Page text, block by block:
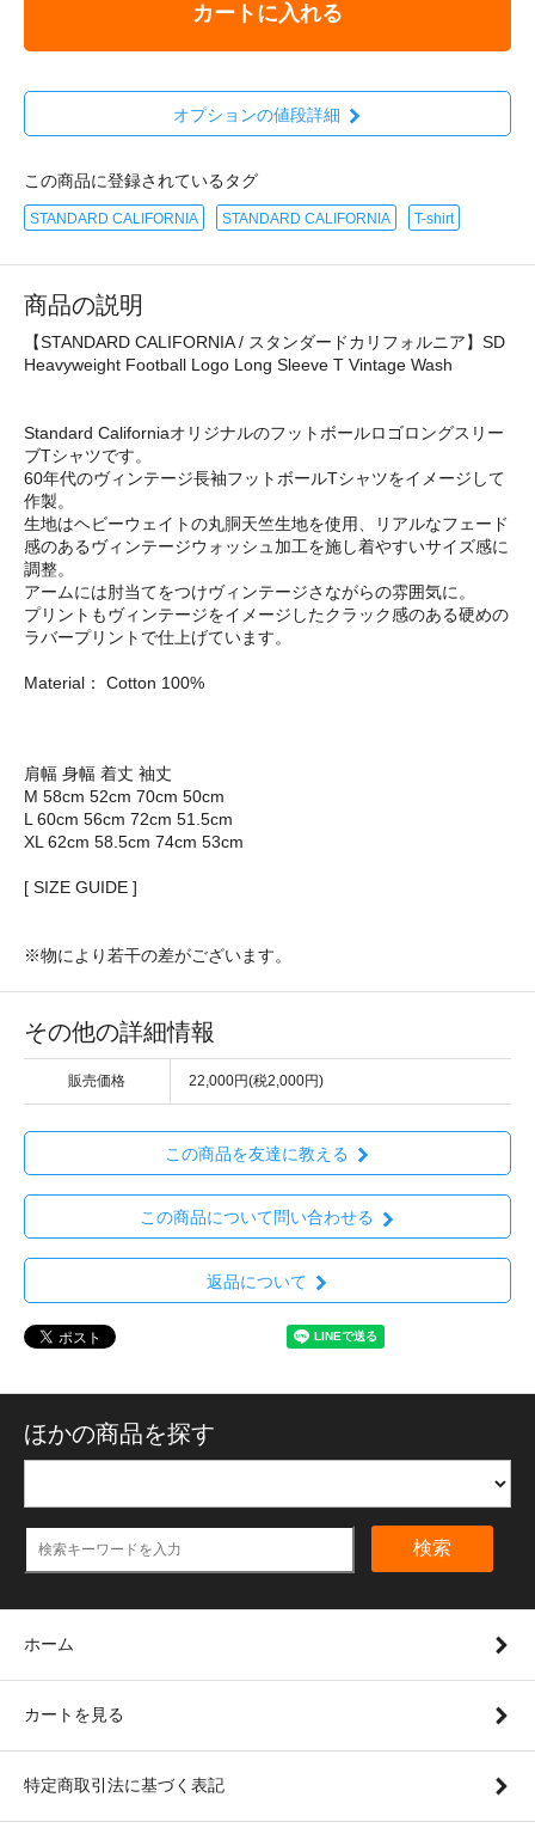
カートに入れる
オプションの値段詳細
この商品に登録されているタグ
STANDARD CALIFORNIA STANDARD CALIFORNIA T-shirt
商品の説明
【STANDARD CALIFORNIA / スタンダードカリフォルニア】SD
Heavyweight Football Logo Long Sleeve T Vintage Wash
Standard Californiaオリジナルのフットボールロゴロングスリー
ブTシャツです。
60年代のヴィンテージ長袖フットボールTシャツをイメージして
作製。
生地はヘビーウェイトの丸胴天竺生地を使用、リアルなフェード
感のあるヴィンテージウォッシュ加工を施し着やすいサイズ感に
調整。
アームには肘当てをつけヴィンテージさながらの雰囲気に。
プリントもヴィンテージをイメージしたクラック感のある硬めの
ラバープリントで仕上げています。
Material： Cotton 100%
肩幅 身幅 着丈 袖丈
M 58cm 52cm 70cm 50cm
L 60cm 56cm 72cm 51.5cm
XL 62cm 58.5cm 74cm 53cm
[ SIZE GUIDE ]
※物により若干の差がございます。
その他の詳細情報
販売価格 22,000円(税2,000円)
この商品を友達に教える
この商品について問い合わせる
返品について
ほかの商品を探す
検索
ホーム
カートを見る
特定商取引法に基づく表記